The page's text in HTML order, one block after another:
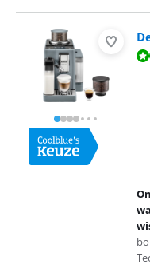
Beoordeling is 9,2 van de